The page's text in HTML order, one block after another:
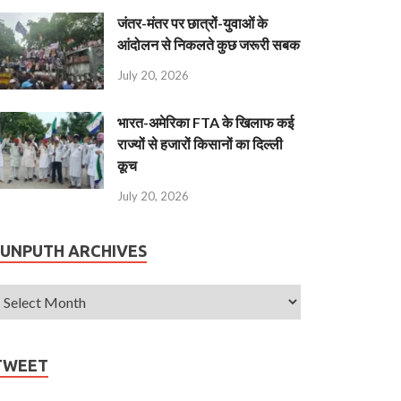
जंतर-मंतर पर छात्रों-युवाओं के
आंदोलन से निकलते कुछ जरूरी सबक
July 20, 2026
भारत-अमेरिका FTA के खिलाफ कई
राज्यों से हजारों किसानों का दिल्ली
कूच
July 20, 2026
ARCHIVES